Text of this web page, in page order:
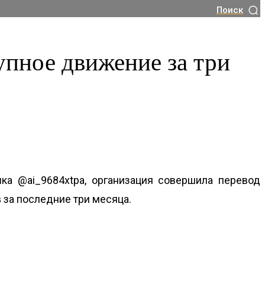
Поиск
движение за три
@ai_9684xtpa, организация совершила перевод
последние три месяца.